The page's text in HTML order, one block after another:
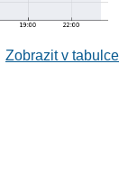
Zobrazit v tabulce